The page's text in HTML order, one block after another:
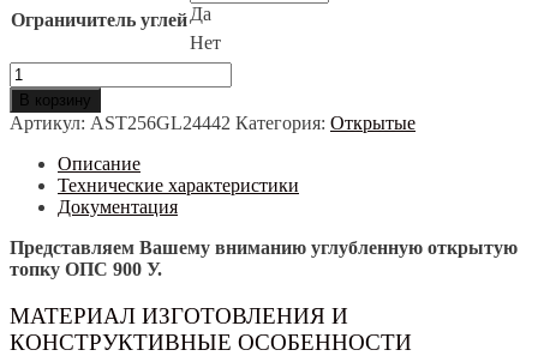
Ограничитель углейДа
Нет
Количество
товара
ОТКРЫТАЯ
КАМИННАЯ
ТОПКА
АСТОВ
ОПС
У
В корзину
Артикул: AST256GL24442 Категория: Открытые
Описание
Технические характеристики
Документация
Представляем Вашему вниманию углубленную открытую
топку ОПС 900 У.
МАТЕРИАЛ ИЗГОТОВЛЕНИЯ И
КОНСТРУКТИВНЫЕ ОСОБЕННОСТИ